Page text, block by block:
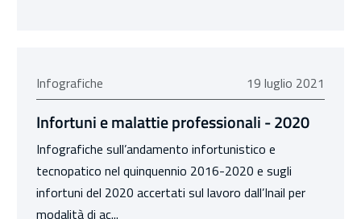
Infografiche 19 luglio 2021
19 luglio 2021
Infortuni e malattie professionali - 2020
Infografiche sull’andamento infortunistico e
tecnopatico nel quinquennio 2016-2020 e sugli
infortuni del 2020 accertati sul lavoro dall’Inail per
modalità di ac...